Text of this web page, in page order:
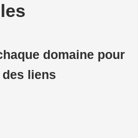
domaine pour
liens